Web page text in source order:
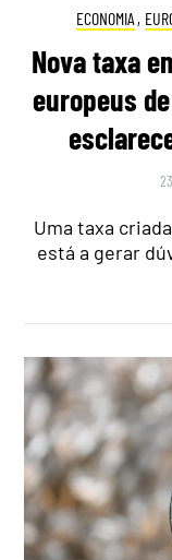
ECONOMIA ,
Nova taxa
europeus
Uma taxa
está a gerar